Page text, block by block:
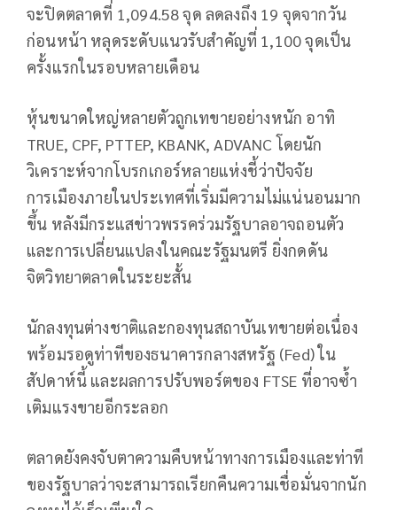
จะปิดตลาดที่ 1,094.58 จุด ลดลงถึง 19 จุดจากวัน
ก่อนหน้า หลุดระดับแนวรับสำคัญที่ 1,100 จุดเป็น
ครั้งแรกในรอบหลายเดือน
หุ้นขนาดใหญ่หลายตัวถูกเทขายอย่างหนัก อาทิ
TRUE, CPF, PTTEP, KBANK, ADVANC โดยนัก
วิเคราะห์จากโบรกเกอร์หลายแห่งชี้ว่าปัจจัย
การเมืองภายในประเทศที่เริ่มมีความไม่แน่นอนมาก
ขึ้น หลังมีกระแสข่าวพรรคร่วมรัฐบาลอาจถอนตัว
และการเปลี่ยนแปลงในคณะรัฐมนตรี ยิ่งกดดัน
จิตวิทยาตลาดในระยะสั้น
นักลงทุนต่างชาติและกองทุนสถาบันเทขายต่อเนื่อง
พร้อมรอดูท่าทีของธนาคารกลางสหรัฐ (Fed) ใน
สัปดาห์นี้ และผลการปรับพอร์ตของ FTSE ที่อาจซ้ำ
เติมแรงขายอีกระลอก
ตลาดยังคงจับตาความคืบหน้าทางการเมืองและท่าที
ของรัฐบาลว่าจะสามารถเรียกคืนความเชื่อมั่นจากนัก